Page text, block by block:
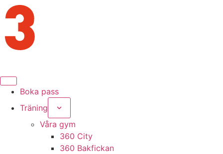
Boka pass
Träning
Våra gym
360 City
360 Bakfickan